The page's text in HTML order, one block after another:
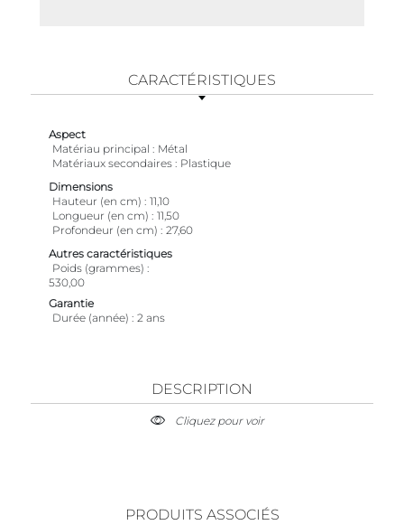
CARACTÉRISTIQUES
Aspect
Matériau principal
Métal
Matériaux secondaires
Plastique
Dimensions
Hauteur (en cm)
11,10
Longueur (en cm)
11,50
Profondeur (en cm)
27,60
Autres caractéristiques
Poids (grammes)
530,00
Garantie
Durée (année)
2 ans
DESCRIPTION
Cliquez pour voir
PRODUITS ASSOCIÉS